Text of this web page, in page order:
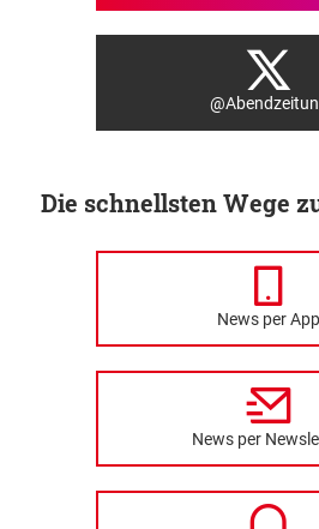
Die schnellsten Wege
News per App
News per